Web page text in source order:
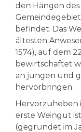
den Hängen des
befindet. Das
ältesten
1574), auf dem
bewirtschaftet
an jungen und
hervorbringen.
Hervorzuheben
erste Weingut
(gegründet im